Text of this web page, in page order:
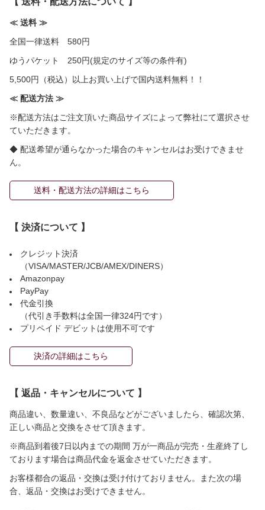
≪ 送料 ≫
全国一律送料 580円
ゆうパケット 250円(規定のサイズ等の条件有)
5,500円（税込）以上お買い上げで国内送料無料！！
≪ 配送方法 ≫
※配送方法はご注文頂いた商品サイズによって弊社にて選択させ
ていただきます。
◆ 配送希望が通らなかった場合のキャンセルはお受けできませ
ん。
送料・配送方法の詳細はこちら
【 決済について 】
クレジット決済
（VISA/MASTER/JCB/AMEX/DINERS）
Amazonpay
PayPay
代金引換
（代引き手数料は全国一律324円です）
プリペイド デビットは使用不可です
決済の詳細はこちら
【 返品・キャンセルについて 】
商品違い、数量違い、不良品などがございましたら、確認次第、
正しい商品と交換をさせて頂きます。
※商品到着後7日以内までの期間 万が一商品が完売・生産終了し
ております場合は商品代金を返金させていただきます。
お客様都合の返品・交換は受け付けておりません。また次の場
合、返品・交換はお受けできません。